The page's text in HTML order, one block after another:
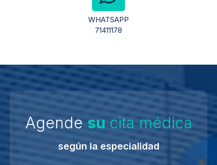
WHATSAPP
71411178
Agende su cita médica
según la especialidad